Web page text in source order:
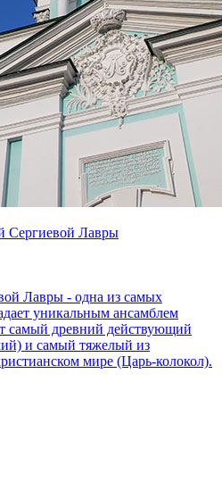
Сергиевой Лавры
Лавры - одна из самых
уникальным ансамблем
самый древний действующий
и самый тяжелый из
мире (Царь-колокол).